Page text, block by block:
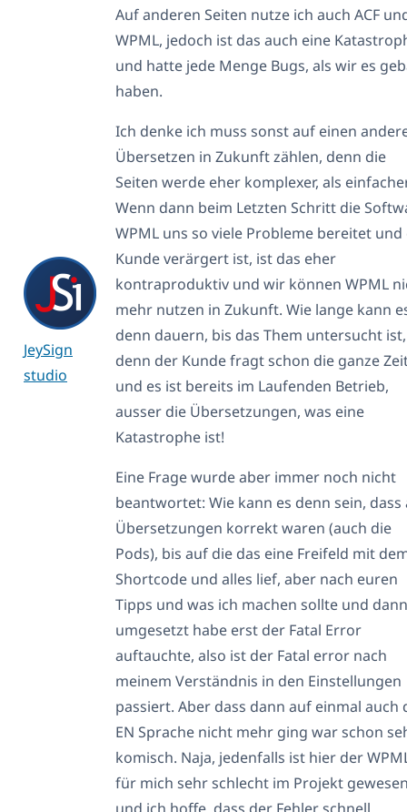
JeySign
studio
Auf anderen Seiten nutze ich auch ACF
WPML, jedoch ist das auch eine
und hatte jede Menge Bugs, als wir es
haben.
Ich denke ich muss sonst auf einen
Übersetzen in Zukunft zählen, denn die
Seiten werde eher komplexer, als
Wenn dann beim Letzten Schritt die
WPML uns so viele Probleme bereitet und
Kunde verärgert ist, ist das eher
kontraproduktiv und wir können WPML
mehr nutzen in Zukunft. Wie lange kann
denn dauern, bis das Them untersucht ist,
denn der Kunde fragt schon die ganze
und es ist bereits im Laufenden Betrieb,
ausser die Übersetzungen, was eine
Katastrophe ist!
Eine Frage wurde aber immer noch nicht
beantwortet: Wie kann es denn sein, dass
Übersetzungen korrekt waren (auch die
Pods), bis auf die das eine Freifeld mit
Shortcode und alles lief, aber nach euren
Tipps und was ich machen sollte und dann
umgesetzt habe erst der Fatal Error
auftauchte, also ist der Fatal error nach
meinem Verständnis in den Einstellungen
passiert. Aber dass dann auf einmal auch
EN Sprache nicht mehr ging war schon
komisch. Naja, jedenfalls ist hier der
für mich sehr schlecht im Projekt
und ich hoffe, dass der Fehler schnell